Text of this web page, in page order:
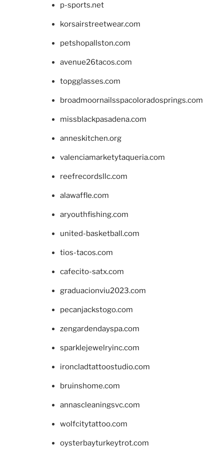
p-sports.net
korsairstreetwear.com
petshopallston.com
avenue26tacos.com
topgglasses.com
broadmoornailsspacoloradosprings.com
missblackpasadena.com
anneskitchen.org
valenciamarketytaqueria.com
reefrecordsllc.com
alawaffle.com
aryouthfishing.com
united-basketball.com
tios-tacos.com
cafecito-satx.com
graduacionviu2023.com
pecanjackstogo.com
zengardendayspa.com
sparklejewelryinc.com
ironcladtattoostudio.com
bruinshome.com
annascleaningsvc.com
wolfcitytattoo.com
oysterbayturkeytrot.com